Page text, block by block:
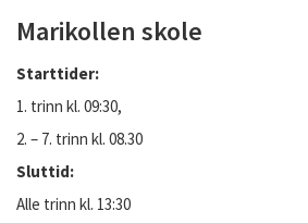
Marikollen skole
Starttider:
1. trinn kl. 09:30,
2. – 7. trinn kl. 08.30
Sluttid:
Alle trinn kl. 13:30